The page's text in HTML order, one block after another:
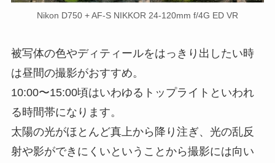
Nikon D750 + AF-S NIKKOR 24-120mm f/4G ED VR
被写体の色やディティールをはっきり出したい時
は昼間の撮影がおすすめ。
10:00〜15:00頃はいわゆるトップライトといわれ
る時間帯になります。
太陽の光がほとんど真上から降り注ぎ、光の乱反
射や影ができにくいということから撮影には向い